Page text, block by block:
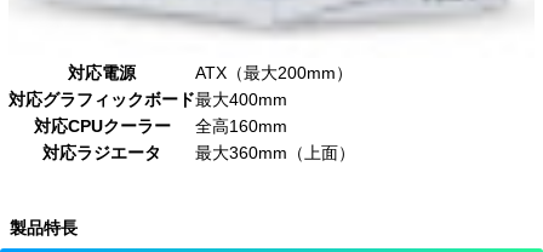
対応電源
ATX（最大200mm）
対応グラフィックボード最大400mm
対応CPUクーラー
全高160mm
対応ラジエータ
最大360mm（上面）
製品特長